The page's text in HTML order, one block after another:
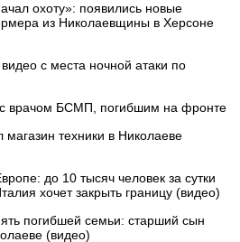
охоту»: появились новые
из Николаевщины в Херсоне
с места ночной атаки по
с врачом БСМП, погибшим на фронте
техники в Николаеве
до 10 тысяч человек за сутки
хочет закрыть границу (видео)
погибшей семьи: старший сын
(видео)